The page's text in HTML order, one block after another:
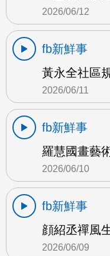
2026/06/12
fb新鮮事
黃永全社區
2026/06/11
fb新鮮事
羅慧國畫藝
2026/06/10
fb新鮮事
顔紹丞禪風
2026/06/09